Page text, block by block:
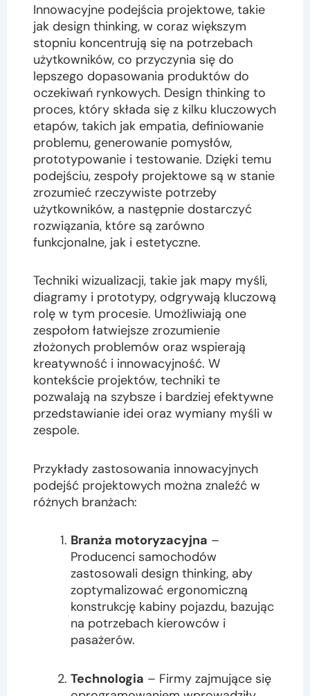
Innowacyjne podejścia projektowe, takie
jak design thinking, w coraz większym
stopniu koncentrują się na potrzebach
użytkowników, co przyczynia się do
lepszego dopasowania produktów do
oczekiwań rynkowych. Design thinking to
proces, który składa się z kilku kluczowych
etapów, takich jak empatia, definiowanie
problemu, generowanie pomysłów,
prototypowanie i testowanie. Dzięki temu
podejściu, zespoły projektowe są w stanie
zrozumieć rzeczywiste potrzeby
użytkowników, a następnie dostarczyć
rozwiązania, które są zarówno
funkcjonalne, jak i estetyczne.
Techniki wizualizacji, takie jak mapy myśli,
diagramy i prototypy, odgrywają kluczową
rolę w tym procesie. Umożliwiają one
zespołom łatwiejsze zrozumienie
złożonych problemów oraz wspierają
kreatywność i innowacyjność. W
kontekście projektów, techniki te
pozwalają na szybsze i bardziej efektywne
przedstawianie idei oraz wymiany myśli w
zespole.
Przykłady zastosowania innowacyjnych
podejść projektowych można znaleźć w
różnych branżach:
Branża motoryzacyjna –
Producenci samochodów
zastosowali design thinking, aby
zoptymalizować ergonomiczną
konstrukcję kabiny pojazdu, bazując
na potrzebach kierowców i
pasażerów.
Technologia – Firmy zajmujące się